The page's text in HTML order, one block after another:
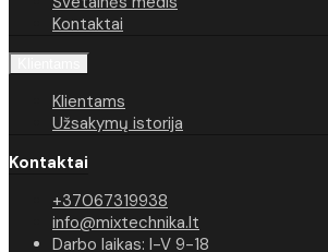
Kontaktai
Klientams
Užsakymų istorija
Kontaktai
+37067319938
info@mixtechnika.lt
Darbo laikas: I-V 9-18